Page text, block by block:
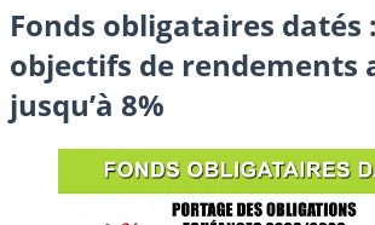
Fonds obligataires datés
objectifs de rendements
jusqu’à 8%